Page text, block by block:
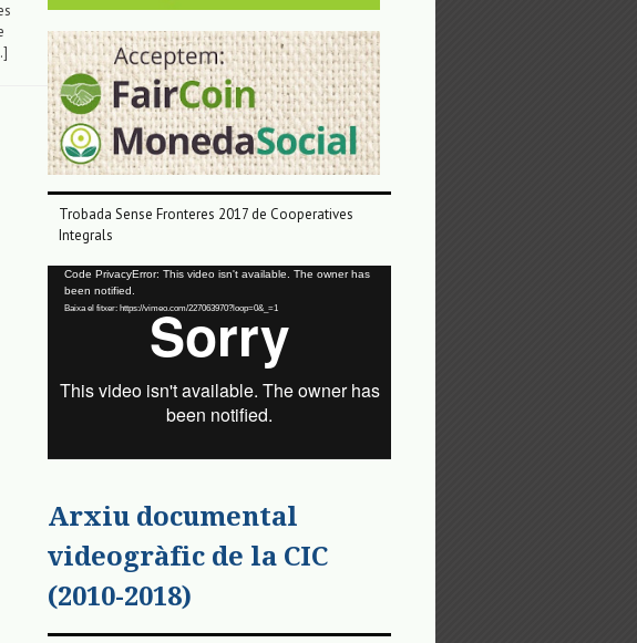
Trobada Sense Fronteres 2017 de Cooperatives
Integrals
Reproductor
vídeo
Code PrivacyError: This video isn't available. The owner has
been notified.
Baixa el fitxer: https://vimeo.com/227063970?loop=0&_=1
Arxiu documental
videogràfic de la CIC
(2010-2018)